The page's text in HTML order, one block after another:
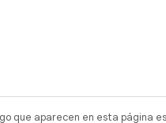
que aparecen en esta página